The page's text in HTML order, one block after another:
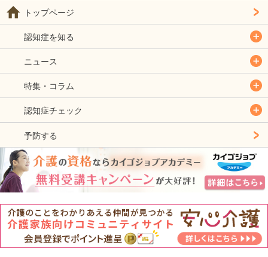
トップページ
認知症を知る
ニュース
特集・コラム
認知症チェック
予防する